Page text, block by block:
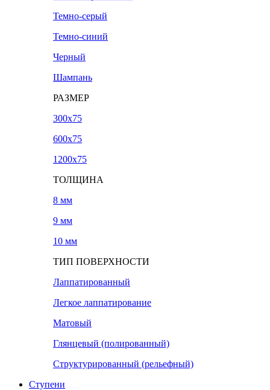
Темно-серый
Темно-синий
Черный
Шампань
РАЗМЕР
300х75
600х75
1200х75
ТОЛЩИНА
8 мм
9 мм
10 мм
ТИП ПОВЕРХНОСТИ
Лаппатированный
Легкое лаппатирование
Матовый
Глянцевый (полированный)
Структурированный (рельефный)
Ступени